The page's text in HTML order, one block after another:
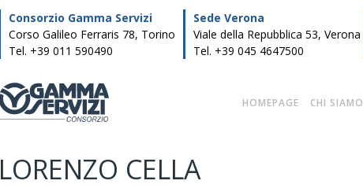
Consorzio Gamma Servizi
Corso Galileo Ferraris 78, Torino
Tel. +39 011 590490
Sede Verona
Viale della Repubblica 53, Verona
Tel. +39 045 4647500
HOMEPAGE CHI SIAMO
LORENZO CELLA